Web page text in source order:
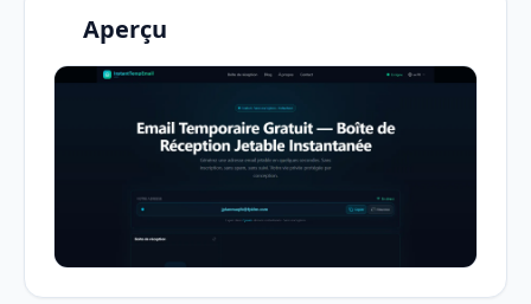
Aperçu